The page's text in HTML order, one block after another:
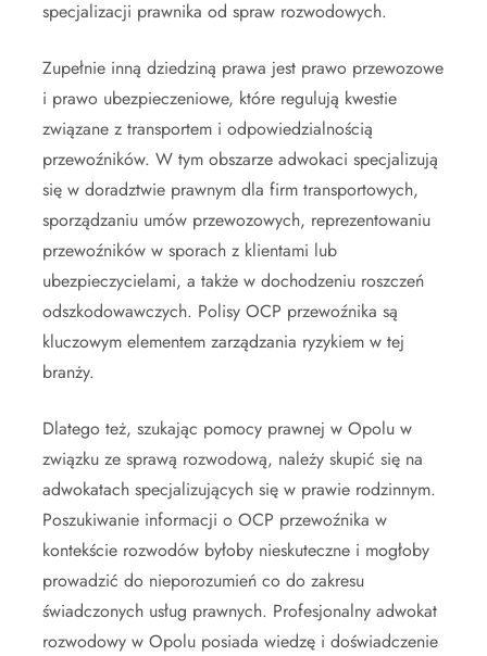
specjalizacji prawnika od spraw rozwodowych.
Zupełnie inną dziedziną prawa jest prawo przewozowe
i prawo ubezpieczeniowe, które regulują kwestie
związane z transportem i odpowiedzialnością
przewoźników. W tym obszarze adwokaci specjalizują
się w doradztwie prawnym dla firm transportowych,
sporządzaniu umów przewozowych, reprezentowaniu
przewoźników w sporach z klientami lub
ubezpieczycielami, a także w dochodzeniu roszczeń
odszkodowawczych. Polisy OCP przewoźnika są
kluczowym elementem zarządzania ryzykiem w tej
branży.
Dlatego też, szukając pomocy prawnej w Opolu w
związku ze sprawą rozwodową, należy skupić się na
adwokatach specjalizujących się w prawie rodzinnym.
Poszukiwanie informacji o OCP przewoźnika w
kontekście rozwodów byłoby nieskuteczne i mogłoby
prowadzić do nieporozumień co do zakresu
świadczonych usług prawnych. Profesjonalny adwokat
rozwodowy w Opolu posiada wiedzę i doświadczenie